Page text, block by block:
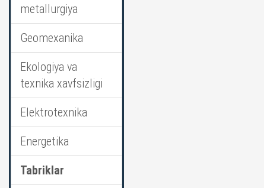
metallurgiya
Geomexanika
Ekologiya va
texnika xavfsizligi
Elektrotexnika
Energetika
Tabriklar